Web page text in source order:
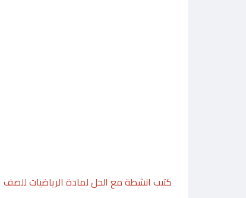
كتيب انشطة مع الحل لمادة الرياضيات للصف